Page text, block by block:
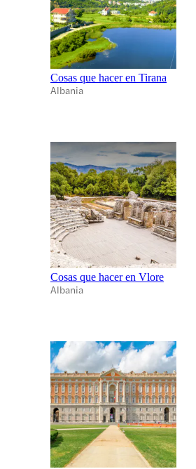
Cosas que hacer en Tirana
Albania
Cosas que hacer en Vlore
Albania